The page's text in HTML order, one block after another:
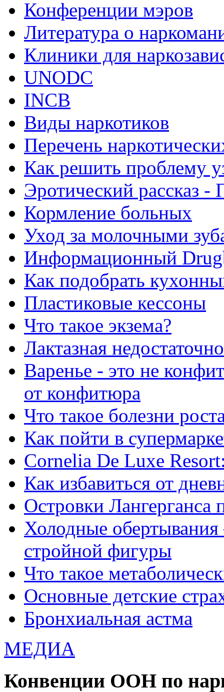
Конференции мэров
Литература о
Клиники для
UNODC
INCB
Виды наркотиков
Перечень
Как решить проблему
Эротический рассказ -
Кормление больных
Уход за молочными
Информационный
Как подобрать
Пластиковые кессоны
Что такое экзема?
Лактазная
Варенье - это не
от конфитюра
Что такое болезни
Как пойти в
Сornelia De Luxe
Как избавиться от
Островки
Холодные обертывания
стройной фигуры
Что такое
Основные детские
Бронхиальная астма
МЕДИА
Конвенции ООН по